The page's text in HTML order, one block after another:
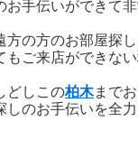
お手伝いができて
方の方のお部屋探
もご来店ができな
どしこの柏木まで
しのお手伝いを全